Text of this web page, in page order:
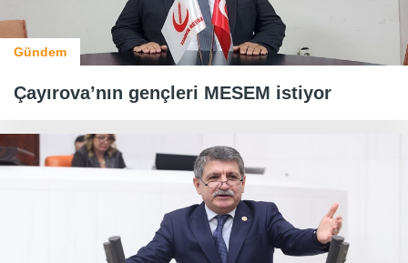
Gündem
Çayırova’nın gençleri MESEM istiyor